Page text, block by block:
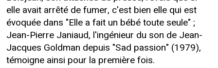
elle avait arrêté de fumer, c'est bien elle qui est
évoquée dans "Elle a fait un bébé toute seule" ;
Jean-Pierre Janiaud, l'ingénieur du son de Jean-
Jacques Goldman depuis "Sad passion" (1979),
témoigne ainsi pour la première fois.